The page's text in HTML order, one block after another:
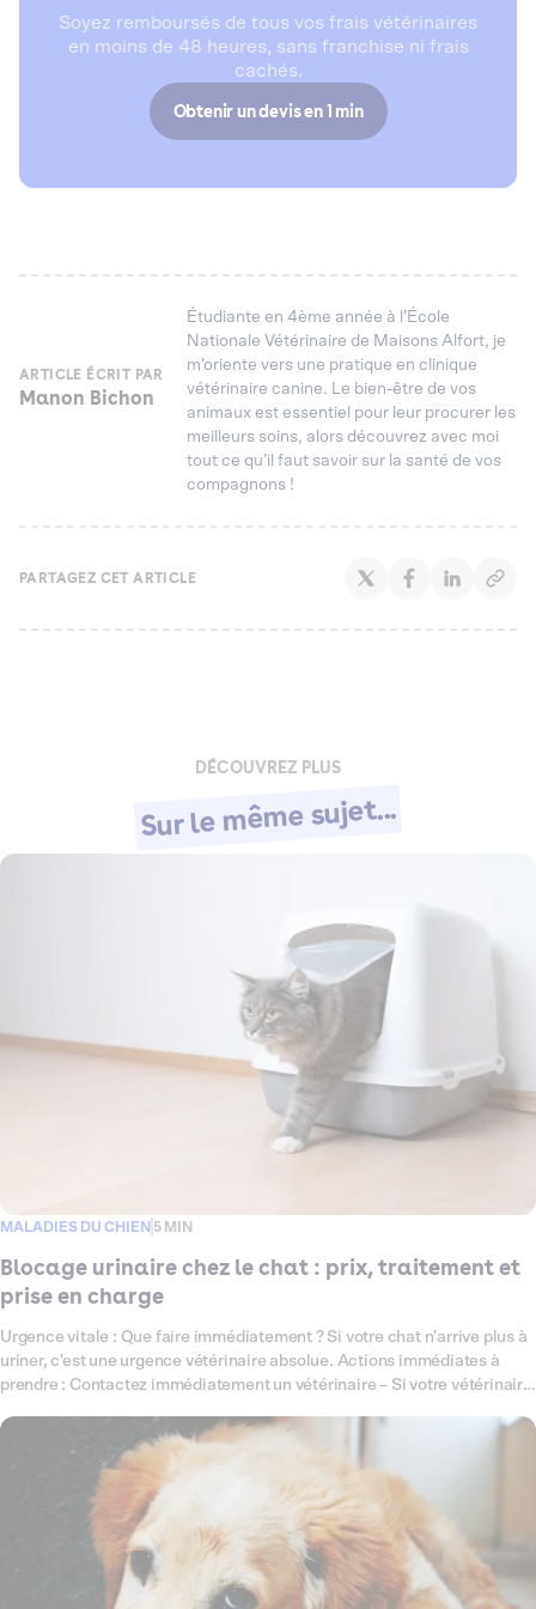
Soyez remboursés de tous vos frais vétérinaires
en moins de 48 heures, sans franchise ni frais
cachés.
Obtenir un devis en 1 min
ARTICLE ÉCRIT PAR
Manon Bichon
Étudiante en 4ème année à l’École
Nationale Vétérinaire de Maisons Alfort, je
m’oriente vers une pratique en clinique
vétérinaire canine. Le bien-être de vos
animaux est essentiel pour leur procurer les
meilleurs soins, alors découvrez avec moi
tout ce qu’il faut savoir sur la santé de vos
compagnons !
PARTAGEZ CET ARTICLE
DÉCOUVREZ PLUS
Sur le même sujet...
MALADIES DU CHIEN 5 MIN
Blocage urinaire chez le chat : prix, traitement et
prise en charge
Urgence vitale : Que faire immédiatement ? Si votre chat n'arrive plus à
uriner, c'est une urgence vétérinaire absolue. Actions immédiates à
prendre : Contactez immédiatement un vétérinaire – Si votre vétérinaire
proche Ne tentez JAMAIS de vider la vessie vous-même – Cela peut
provoquer une rupture vésicale potentiellement fatale Ne donnez aucun
médicament sans avis vétérinaire – Les anti-douleurs humains sont
toxiques pour les chatsSurveillez les signes qui s'aggravent : ventre dur
et gonflé, vomissements, léthargie ⏱️ Délai critique : Sans traitement,
un blocage urinaire peut être mortel en 24 à 48 heures. Le blocage
urinaire, ou obstruction des voies urinaires, est une affection fréquente
chez les chats mâles. Elle survient lorsque des cristaux, calculs ou